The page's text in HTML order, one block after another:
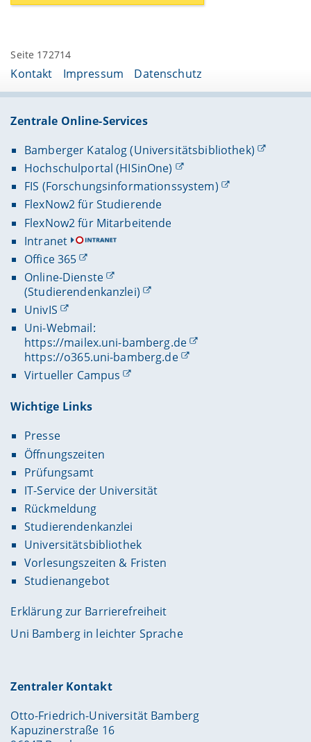
Seite 172714
Kontakt Impressum Datenschutz
Zentrale Online-Services
Bamberger Katalog (Universitätsbibliothek)
Hochschulportal (HISinOne)
FIS (Forschungsinformationssystem)
FlexNow2 für Studierende
FlexNow2 für Mitarbeitende
Intranet
Office 365
Online-Dienste
(Studierendenkanzlei)
UnivIS
Uni-Webmail:
https://mailex.uni-bamberg.de
https://o365.uni-bamberg.de
Virtueller Campus
Wichtige Links
Presse
Öffnungszeiten
Prüfungsamt
IT-Service der Universität
Rückmeldung
Studierendenkanzlei
Universitätsbibliothek
Vorlesungszeiten & Fristen
Studienangebot
Erklärung zur Barrierefreiheit
Uni Bamberg in leichter Sprache
Zentraler Kontakt
Otto-Friedrich-Universität Bamberg
Kapuzinerstraße 16